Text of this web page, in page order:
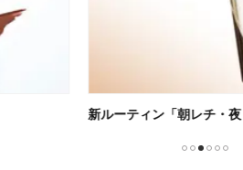
新ルーティン「朝レチ・夜レチ」